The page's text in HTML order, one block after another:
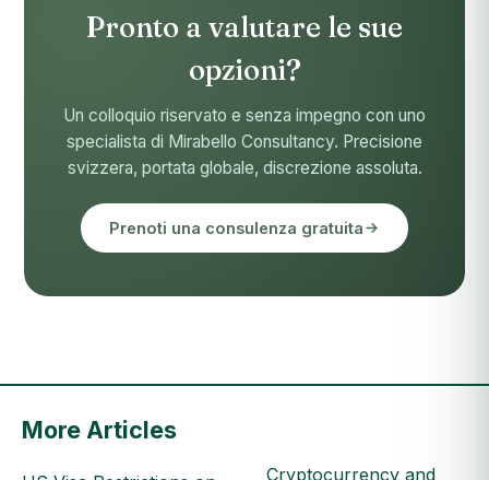
Pronto a valutare le sue
opzioni?
Un colloquio riservato e senza impegno con uno
specialista di Mirabello Consultancy. Precisione
svizzera, portata globale, discrezione assoluta.
Prenoti una consulenza gratuita
More Articles
Cryptocurrency and